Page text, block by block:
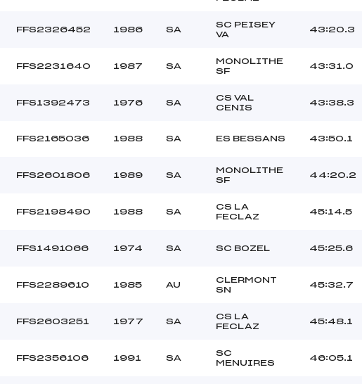
FFS2326452 1986 SA
SC PEISEY
VA
43:20.3
FFS2231640 1987 SA
MONOLITHE
SF
43:31.0
FFS1392473 1976 SA
CS VAL
CENIS
43:38.3
FFS2165036 1988 SA ES BESSANS 43:50.1
FFS2601806 1989 SA
MONOLITHE
SF
44:20.2
FFS2198490 1988 SA
CS LA
FECLAZ
45:14.5
FFS1491066 1974 SA SC BOZEL 45:25.6
FFS2289610 1985 AU
CLERMONT
SN
45:32.7
FFS2603251 1977 SA
CS LA
FECLAZ
45:48.1
FFS2356106 1991 SA
SC
MENUIRES
46:05.1